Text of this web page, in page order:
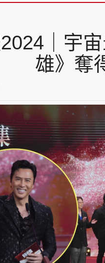
｜宇
雄》奪